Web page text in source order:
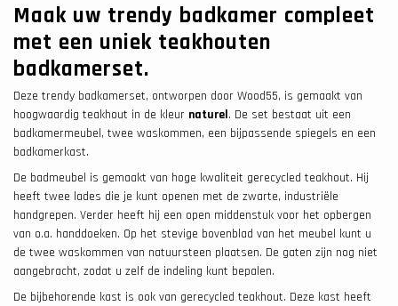
Maak uw trendy badkamer compleet
met een uniek teakhouten
badkamerset.
Deze trendy badkamerset, ontworpen door Wood55, is gemaakt van
hoogwaardig teakhout in de kleur naturel. De set bestaat uit een
badkamermeubel, twee waskommen, een bijpassende spiegels en een
badkamerkast.
De badmeubel is gemaakt van hoge kwaliteit gerecycled teakhout. Hij
heeft twee lades die je kunt openen met de zwarte, industriële
handgrepen. Verder heeft hij een open middenstuk voor het opbergen
van o.a. handdoeken. Op het stevige bovenblad van het meubel kunt u
de twee waskommen van natuursteen plaatsen. De gaten zijn nog niet
aangebracht, zodat u zelf de indeling kunt bepalen.
De bijbehorende kast is ook van gerecycled teakhout. Deze kast heeft